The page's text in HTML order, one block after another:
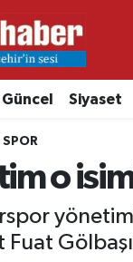
Güncel Siyaset
SPOR
o
ve Fikstür